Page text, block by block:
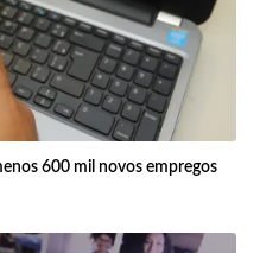
600 mil novos empregos